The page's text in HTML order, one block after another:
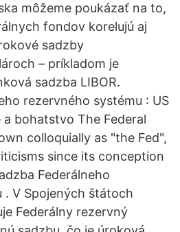
môžeme poukázať na to,
fondov korelujú aj
sadzby
– príkladom je
sadzba LIBOR.
rezervného systému : US
bohatstvo The Federal
colloquially as "the Fed",
since its conception
Federálneho
. V Spojených štátoch
Federálny rezervný